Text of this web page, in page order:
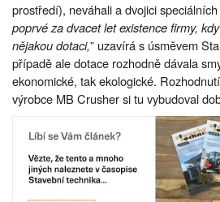
prostředí), neváhali a dvojici
poprvé za dvacet let existence firmy,
nějakou dotaci,” uzavírá s úsměvem
případě ale dotace rozhodně dávala
ekonomické, tak ekologické.
výrobce MB Crusher si tu vybudoval